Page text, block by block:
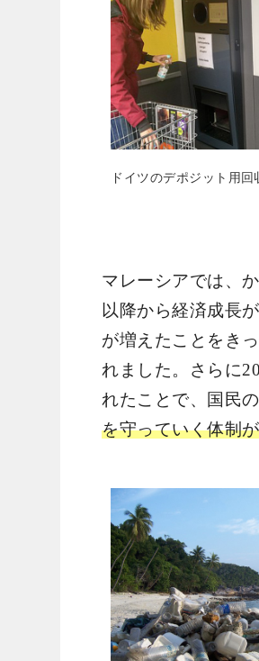
ドイツのデポジット用回
マレーシアでは、
以降から経済成長
が増えたことをき
れました。さらに
れたことで、国民
を守っていく体制